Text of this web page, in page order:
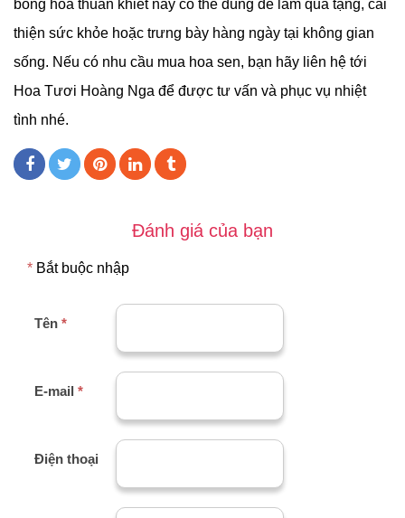
bông hoa thuần khiết này có thể dùng để làm quà tặng, cải
thiện sức khỏe hoặc trưng bày hàng ngày tại không gian
sống. Nếu có nhu cầu mua hoa sen, bạn hãy liên hệ tới
Hoa Tươi Hoàng Nga để được tư vấn và phục vụ nhiệt
tình nhé.
Đánh giá của bạn
* Bắt buộc nhập
Tên *
E-mail *
Điện thoại